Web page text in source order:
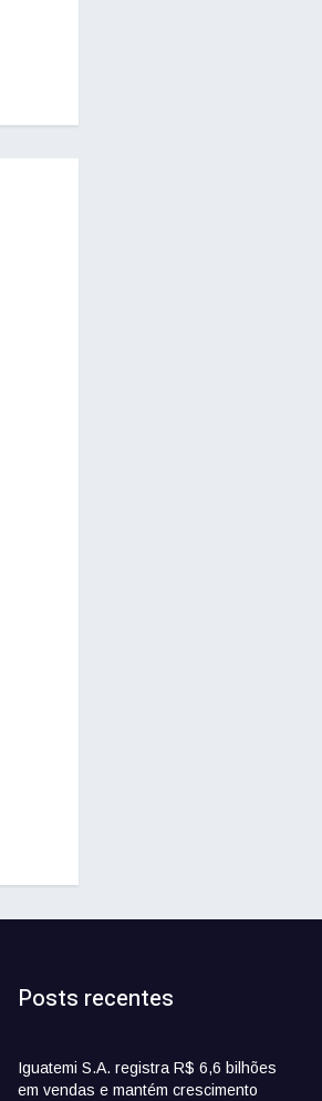
Posts recentes
Iguatemi S.A. registra R$ 6,6 bilhões
em vendas e mantém crescimento